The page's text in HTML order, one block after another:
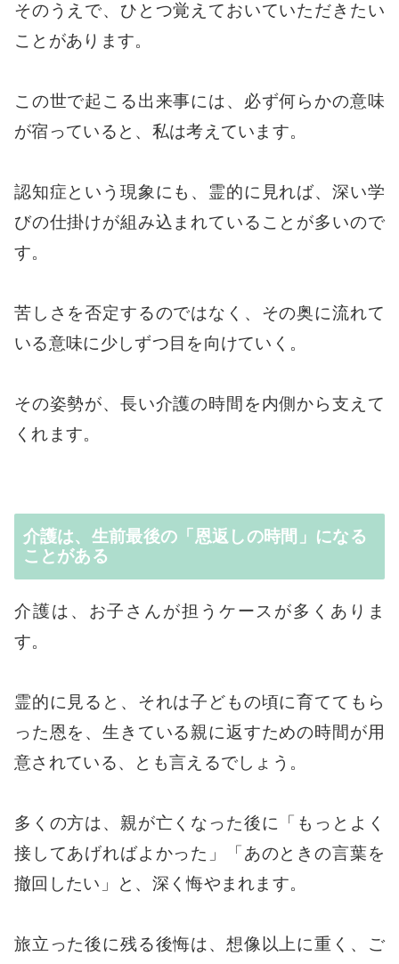
そのうえで、ひとつ覚えておいていただきたい
ことがあります。
この世で起こる出来事には、必ず何らかの意味
が宿っていると、私は考えています。
認知症という現象にも、霊的に見れば、深い学
びの仕掛けが組み込まれていることが多いので
す。
苦しさを否定するのではなく、その奥に流れて
いる意味に少しずつ目を向けていく。
その姿勢が、長い介護の時間を内側から支えて
くれます。
介護は、生前最後の「恩返しの時間」になる
ことがある
介護は、お子さんが担うケースが多くありま
す。
霊的に見ると、それは子どもの頃に育ててもら
った恩を、生きている親に返すための時間が用
意されている、とも言えるでしょう。
多くの方は、親が亡くなった後に「もっとよく
接してあげればよかった」「あのときの言葉を
撤回したい」と、深く悔やまれます。
旅立った後に残る後悔は、想像以上に重く、ご